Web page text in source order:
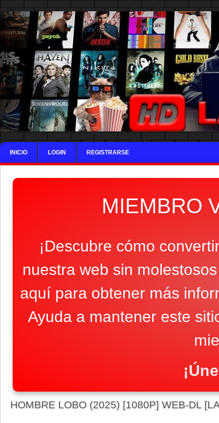
INICIO LOGIN REGISTRARSE
MIEMBRO
¡Descubre cómo
nuestra web sin
aquí para obtener más
Ayuda a mantener este
HOMBRE LOBO (2025) [1080P] WEB-DL